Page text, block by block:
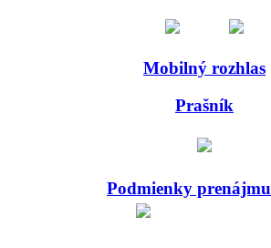
Mobilný rozhlas
Prašník
Podmienky